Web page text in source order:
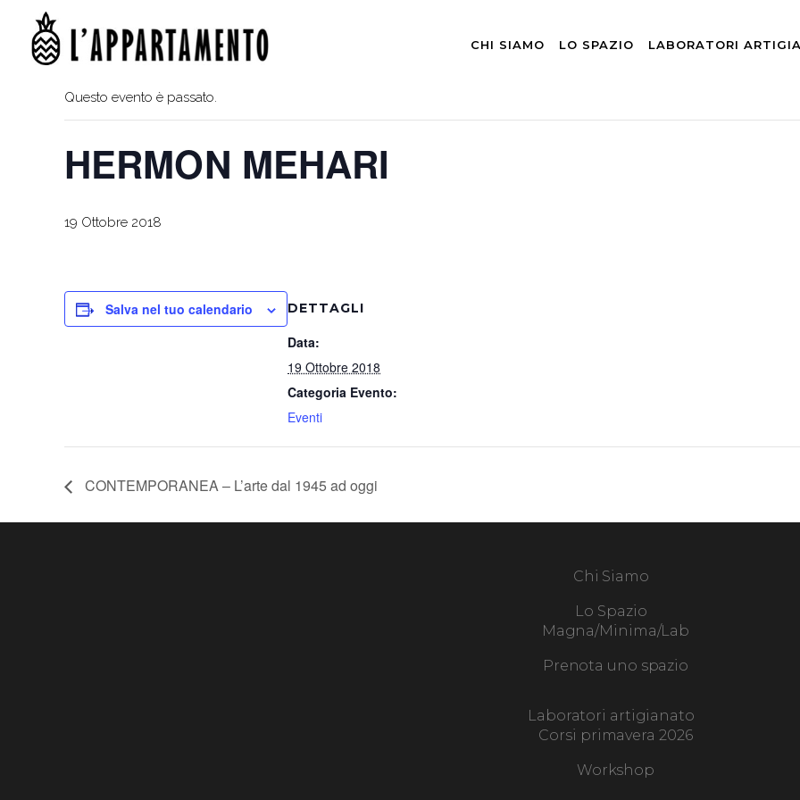
CHI SIAMO LO SPAZIO LABORATORI
« Tutti gli Eventi
Questo evento è passato.
HERMON MEHARI
19 Ottobre 2018
Salva nel tuo calendario DETTAGLI
Data:
19 Ottobre 2018
Categoria Evento:
Eventi
CONTEMPORANEA – L’arte dal 1945 ad oggi
Chi Siamo
Lo Spazio
Magna/Minima/Lab
Prenota uno spazio
Laboratori artigianato
Corsi primavera 2026
Workshop